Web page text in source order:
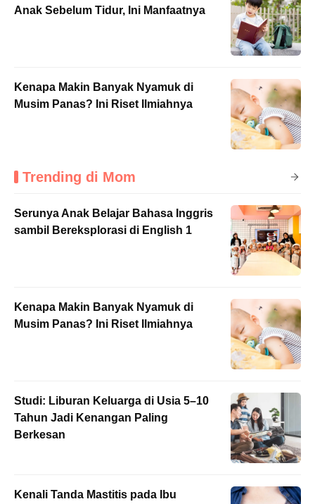
Anak Sebelum Tidur, Ini Manfaatnya
Kenapa Makin Banyak Nyamuk di
Musim Panas? Ini Riset Ilmiahnya
Trending di Mom
Serunya Anak Belajar Bahasa Inggris
sambil Bereksplorasi di English 1
Kenapa Makin Banyak Nyamuk di
Musim Panas? Ini Riset Ilmiahnya
Studi: Liburan Keluarga di Usia 5–10
Tahun Jadi Kenangan Paling
Berkesan
Kenali Tanda Mastitis pada Ibu